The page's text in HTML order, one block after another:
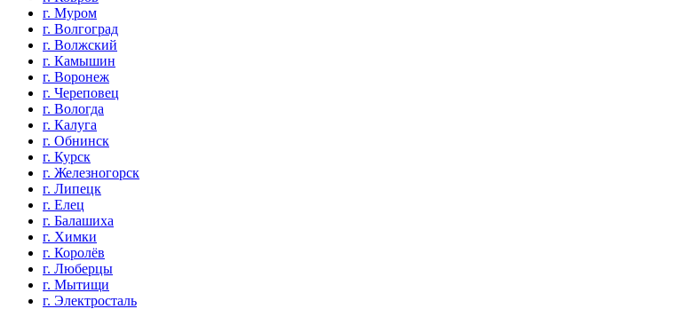
г. Муром
г. Волгоград
г. Волжский
г. Камышин
г. Воронеж
г. Череповец
г. Вологда
г. Калуга
г. Обнинск
г. Курск
г. Железногорск
г. Липецк
г. Елец
г. Балашиха
г. Химки
г. Королёв
г. Люберцы
г. Мытищи
г. Электросталь